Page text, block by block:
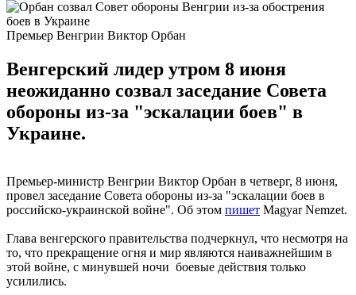
Премьер Венгрии Виктор Орбан
Венгерский лидер утром 8 июня
неожиданно созвал заседание Совета
обороны из-за "эскалации боев" в
Украине.
Премьер-министр Венгрии Виктор Орбан в четверг, 8 июня,
провел заседание Совета обороны из-за "эскалации боев в
российско-украинской войне". Об этом пишет Magyar Nemzet.
Глава венгерского правительства подчеркнул, что несмотря на
то, что прекращение огня и мир являются наиважнейшим в
этой войне, с минувшей ночи боевые действия только
усилились.